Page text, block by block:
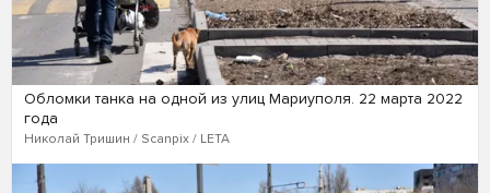
Обломки танка на одной из улиц Мариуполя. 22 марта 2022
года
Николай Тришин / Scanpix / LETA